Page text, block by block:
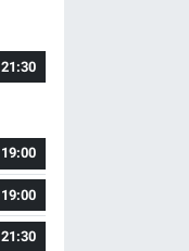
21:30
19:00
19:00
21:30